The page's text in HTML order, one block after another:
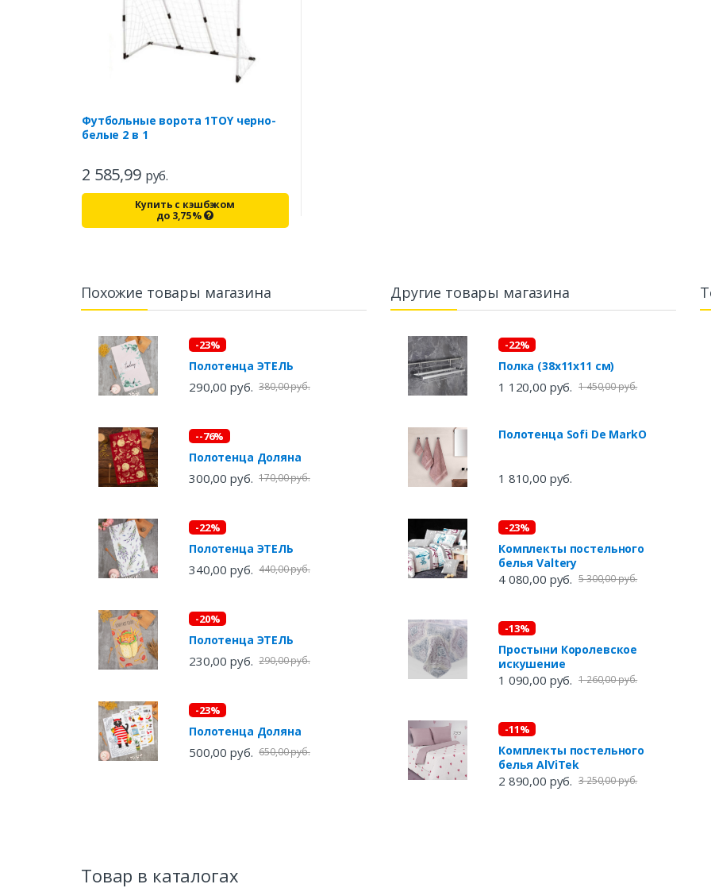
Футбольные ворота 1TOY черно-
белые 2 в 1
2 585,99 руб.
Купить с кэшбэком
до 3,75%
Похожие товары магазина
-23%
Полотенца ЭТЕЛЬ
290,00 руб. 380,00 руб.
--76%
Полотенца Доляна
300,00 руб. 170,00 руб.
-22%
Полотенца ЭТЕЛЬ
340,00 руб. 440,00 руб.
-20%
Полотенца ЭТЕЛЬ
230,00 руб. 290,00 руб.
-23%
Полотенца Доляна
500,00 руб. 650,00 руб.
Другие товары магазина
-22%
Полка (38х11х11 см)
1 120,00 руб. 1 450,00 руб.
Полотенца Sofi De MarkO
1 810,00 руб.
-23%
Комплекты постельного
белья Valtery
4 080,00 руб. 5 300,00 руб.
-13%
Простыни Королевское
искушение
1 090,00 руб. 1 260,00 руб.
-11%
Комплекты постельного
белья AlViTek
2 890,00 руб. 3 250,00 руб.
Товар в каталогах